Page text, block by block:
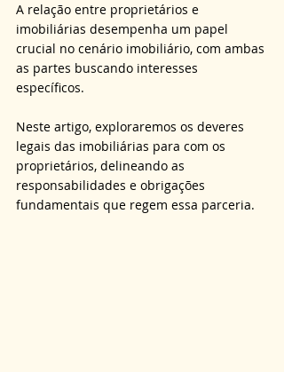
A relação entre proprietários e
imobiliárias desempenha um papel
crucial no cenário imobiliário, com ambas
as partes buscando interesses
específicos.
Neste artigo, exploraremos os deveres
legais das imobiliárias para com os
proprietários, delineando as
responsabilidades e obrigações
fundamentais que regem essa parceria.